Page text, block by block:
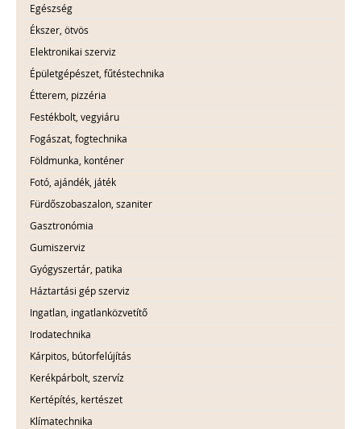
Egészség
Ékszer, ötvös
Elektronikai szerviz
Épületgépészet, fűtéstechnika
Étterem, pizzéria
Festékbolt, vegyiáru
Fogászat, fogtechnika
Földmunka, konténer
Fotó, ajándék, játék
Fürdőszobaszalon, szaniter
Gasztronómia
Gumiszerviz
Gyógyszertár, patika
Háztartási gép szerviz
Ingatlan, ingatlanközvetítő
Irodatechnika
Kárpitos, bútorfelújítás
Kerékpárbolt, szervíz
Kertépítés, kertészet
Klímatechnika